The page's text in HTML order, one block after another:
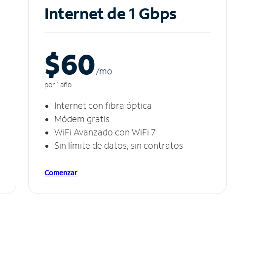
Internet de 1 Gbps
$60/mo
por 1 año
Internet con fibra óptica
Módem gratis
WiFi Avanzado con WiFi 7
Sin límite de datos, sin contratos
Comenzar